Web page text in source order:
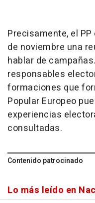
Precisamente, el
de noviembre una
hablar de
responsables
formaciones que
Popular Europeo
experiencias
consultadas.
Contenido patrocinado
Lo más leído en